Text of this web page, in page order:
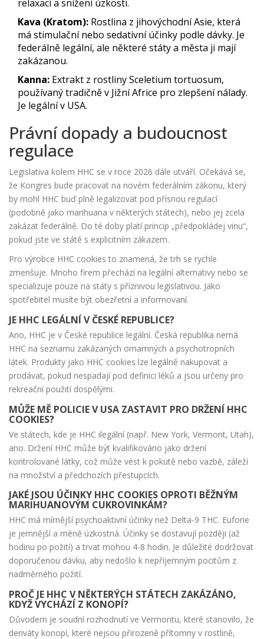
relaxaci a snížení úzkosti.
Kava (Kratom): Rostlina z jihovýchodní Asie, která
má stimulační nebo sedativní účinky podle dávky. Je
federálně legální, ale některé státy a města ji mají
zakázanou.
Kanna: Extrakt z rostliny Sceletium tortuosum,
používaný tradičně v Jižní Africe pro zlepšení nálady.
Je legální v USA.
Právní dopady a budoucnost
regulace
Legislativa kolem HHC se v roce 2026 dále utváří. Očekává se,
že Kongres bude pracovat na novém federálním zákonu, který
by mohl HHC buď plně legalizovat pod přísnou regulací
(podobně jako marihuana v některých státech), nebo jej zcela
zakázat federálně. Do té doby platí princip „předpokládej vinu“,
pokud jste ve státě s explicitním zákazem.
Pro výrobce HHC cookies to znamená, že trh se rychle
zmenšuje. Mnoho firem přechází na legální alternativy nebo se
specializuje pouze na státy s příznivou legislativou. Jako
spotřebitel musíte být obezřetní a informovaní.
JE HHC LEGÁLNÍ V ČESKÉ REPUBLICE?
Ano, HHC je v České republice legální. Česká republika nemá
HHC na seznamu zakázaných omamných a psychotropních
látek. Produkty jako HHC cookies lze legálně nakupovat a
prodávat, pokud nespadají pod definici léků a jsou určeny pro
rekreační použití dospělými.
MŮŽE MĚ POLICIE V USA ZASTAVIT PRO DRŽENÍ HHC
COOKIES?
Ve státech, kde je HHC ilegální (např. New York, Vermont, Utah),
ano. Držení HHC může být kvalifikováno jako držení
kontrolované látky, což může vést k pokutě nebo vazbě, záleží
na množství a předchozích přestupcích.
JAKÉ JSOU ÚČINKY HHC COOKIES OPROTI BĚŽNÝM
MARIHUANOVÝM CUKROVINKÁM?
HHC má mírnější psychoaktivní účinky než Delta-9 THC. Euforie
je jemnější a méně úzkostná. Účinky se dostavují později (až
hodinu po požití) a trvat mohou 4-8 hodin. Je důležité dodržovat
doporučenou dávku, aby nedošlo k nepříjemným pocitům z
nadměrného požití.
PROČ JE HHC V NĚKTERÝCH STÁTECH ZAKÁZÁNO,
KDYŽ VYCHÁZÍ Z KONOPÍ?
Důvodem je soudní rozhodnutí ve Vermontu, které stanovilo, že
deriváty konopí, které nejsou přirozeně přítomny v rostlině,